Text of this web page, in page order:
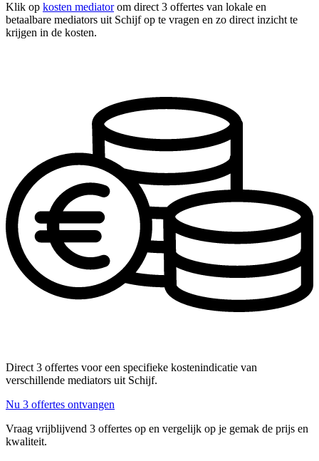
Klik op kosten mediatorom direct 3 offertes van lokale en
betaalbare mediators uit Schijf op te vragen en zo direct inzicht te
krijgen in de kosten.
Direct 3 offertes voor een specifieke kostenindicatie van
verschillende mediators uit Schijf.
Nu 3 offertes ontvangen
Vraag vrijblijvend 3 offertes op en vergelijk op je gemak de prijs en
kwaliteit.